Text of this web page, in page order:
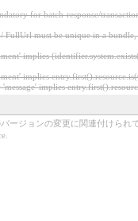
for batch-response/
must be unique in a bundle,
implies
implies
implies
ジョンの変更に関連付けられ